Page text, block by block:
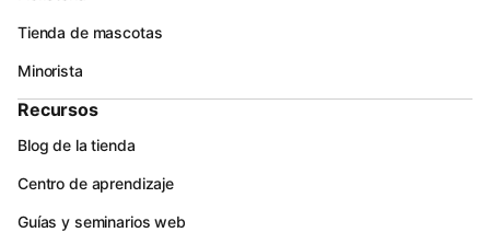
Tienda de mascotas
Minorista
Recursos
Blog de la tienda
Centro de aprendizaje
Guías y seminarios web